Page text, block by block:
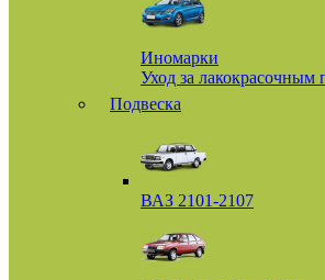
Иномарки
Уход за лакокрасочным
Подвеска
ВАЗ 2101-2107